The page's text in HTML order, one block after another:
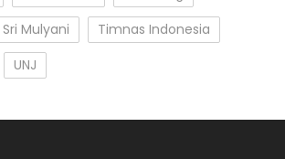
Sri Mulyani
Timnas Indonesia
UNJ